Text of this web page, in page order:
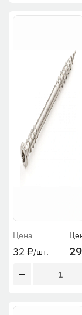
Цена
32 ₽/шт.